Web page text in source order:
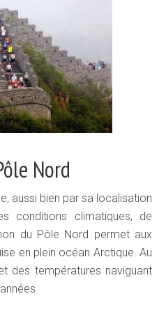
Nord
aussi bien par sa localisation
conditions climatiques, de
du Pôle Nord permet aux
en plein océan Arctique. Au
des températures naviguant